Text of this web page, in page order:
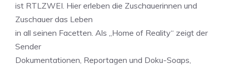
ist RTLZWEI. Hier erleben die Zuschauerinnen und
Zuschauer das Leben
in all seinen Facetten. Als „Home of Reality“ zeigt der
Sender
Dokumentationen, Reportagen und Doku-Soaps,